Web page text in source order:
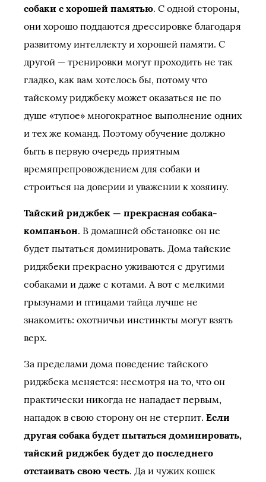
собаки с хорошей памятью. С одной стороны,
они хорошо поддаются дрессировке благодаря
развитому интеллекту и хорошей памяти. С
другой — тренировки могут проходить не так
гладко, как вам хотелось бы, потому что
тайскому риджбеку может оказаться не по
душе «тупое» многократное выполнение одних
и тех же команд. Поэтому обучение должно
быть в первую очередь приятным
времяпрепровождением для собаки и
строиться на доверии и уважении к хозяину.
Тайский риджбек — прекрасная собака-
компаньон. В домашней обстановке он не
будет пытаться доминировать. Дома тайские
риджбеки прекрасно уживаются с другими
собаками и даже с котами. А вот с мелкими
грызунами и птицами тайца лучше не
знакомить: охотничьи инстинкты могут взять
верх.
За пределами дома поведение тайского
риджбека меняется: несмотря на то, что он
практически никогда не нападает первым,
нападок в свою сторону он не стерпит. Если
другая собака будет пытаться доминировать,
тайский риджбек будет до последнего
отстаивать свою честь. Да и чужих кошек